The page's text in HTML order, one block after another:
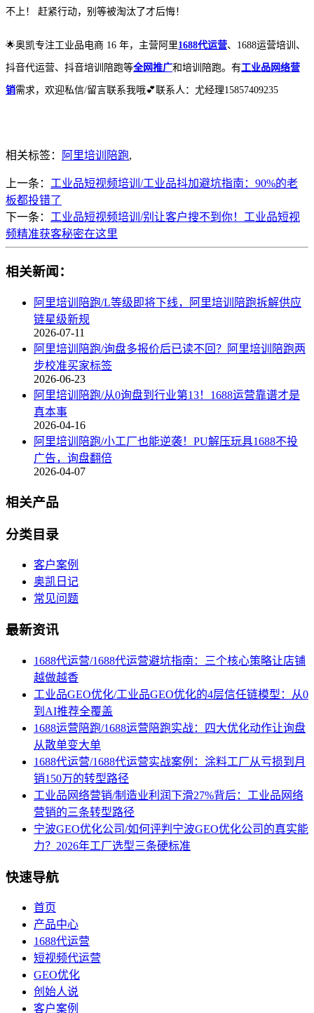
不上！ 赶紧行动，别等被淘汰了才后悔！
🌟奥凯专注工业品电商 16 年，主营阿里1688代运营、1688运营培训、
抖音代运营、抖音培训陪跑等全网推广和培训陪跑。有工业品网络营
销需求，欢迎私信/留言联系我哦💕联系人：尤经理15857409235
相关标签： 阿里培训陪跑,
上一条： 工业品短视频培训/工业品抖加避坑指南：90%的老
板都投错了
下一条： 工业品短视频培训/别让客户搜不到你！工业品短视
频精准获客秘密在这里
相关新闻：
阿里培训陪跑/L等级即将下线，阿里培训陪跑拆解供应
链星级新规
2026-07-11
阿里培训陪跑/询盘多报价后已读不回？阿里培训陪跑两
步校准买家标签
2026-06-23
阿里培训陪跑/从0询盘到行业第13！1688运营靠谱才是
真本事
2026-04-16
阿里培训陪跑/小工厂也能逆袭！PU解压玩具1688不投
广告，询盘翻倍
2026-04-07
相关产品
分类目录
客户案例
奥凯日记
常见问题
最新资讯
1688代运营/1688代运营避坑指南：三个核心策略让店铺
越做越香
工业品GEO优化/工业品GEO优化的4层信任链模型：从0
到AI推荐全覆盖
1688运营陪跑/1688运营陪跑实战：四大优化动作让询盘
从散单变大单
1688代运营/1688代运营实战案例：涂料工厂从亏损到月
销150万的转型路径
工业品网络营销/制造业利润下滑27%背后：工业品网络
营销的三条转型路径
宁波GEO优化公司/如何评判宁波GEO优化公司的真实能
力？2026年工厂选型三条硬标准
快速导航
首页
产品中心
1688代运营
短视频代运营
GEO优化
创始人说
客户案例